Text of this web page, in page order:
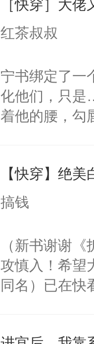
［快穿］大
红茶叔叔
宁书绑定了一
化他们，只是
着他的腰，勾
来，给老公
用力——为你
【快穿】绝
搞钱
（新书谢谢
攻慎入！希望
同名）已在快